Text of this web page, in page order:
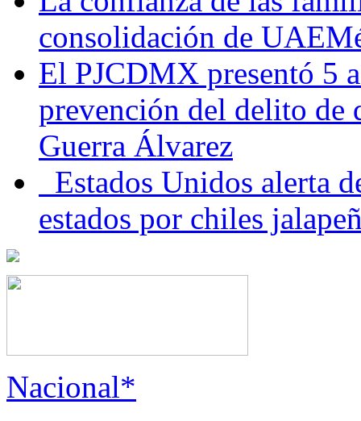
consolidación de
El PJCDMX presentó 5
prevención del delito de
Guerra Álvarez
Estados Unidos alerta
estados por chiles
Nacional*